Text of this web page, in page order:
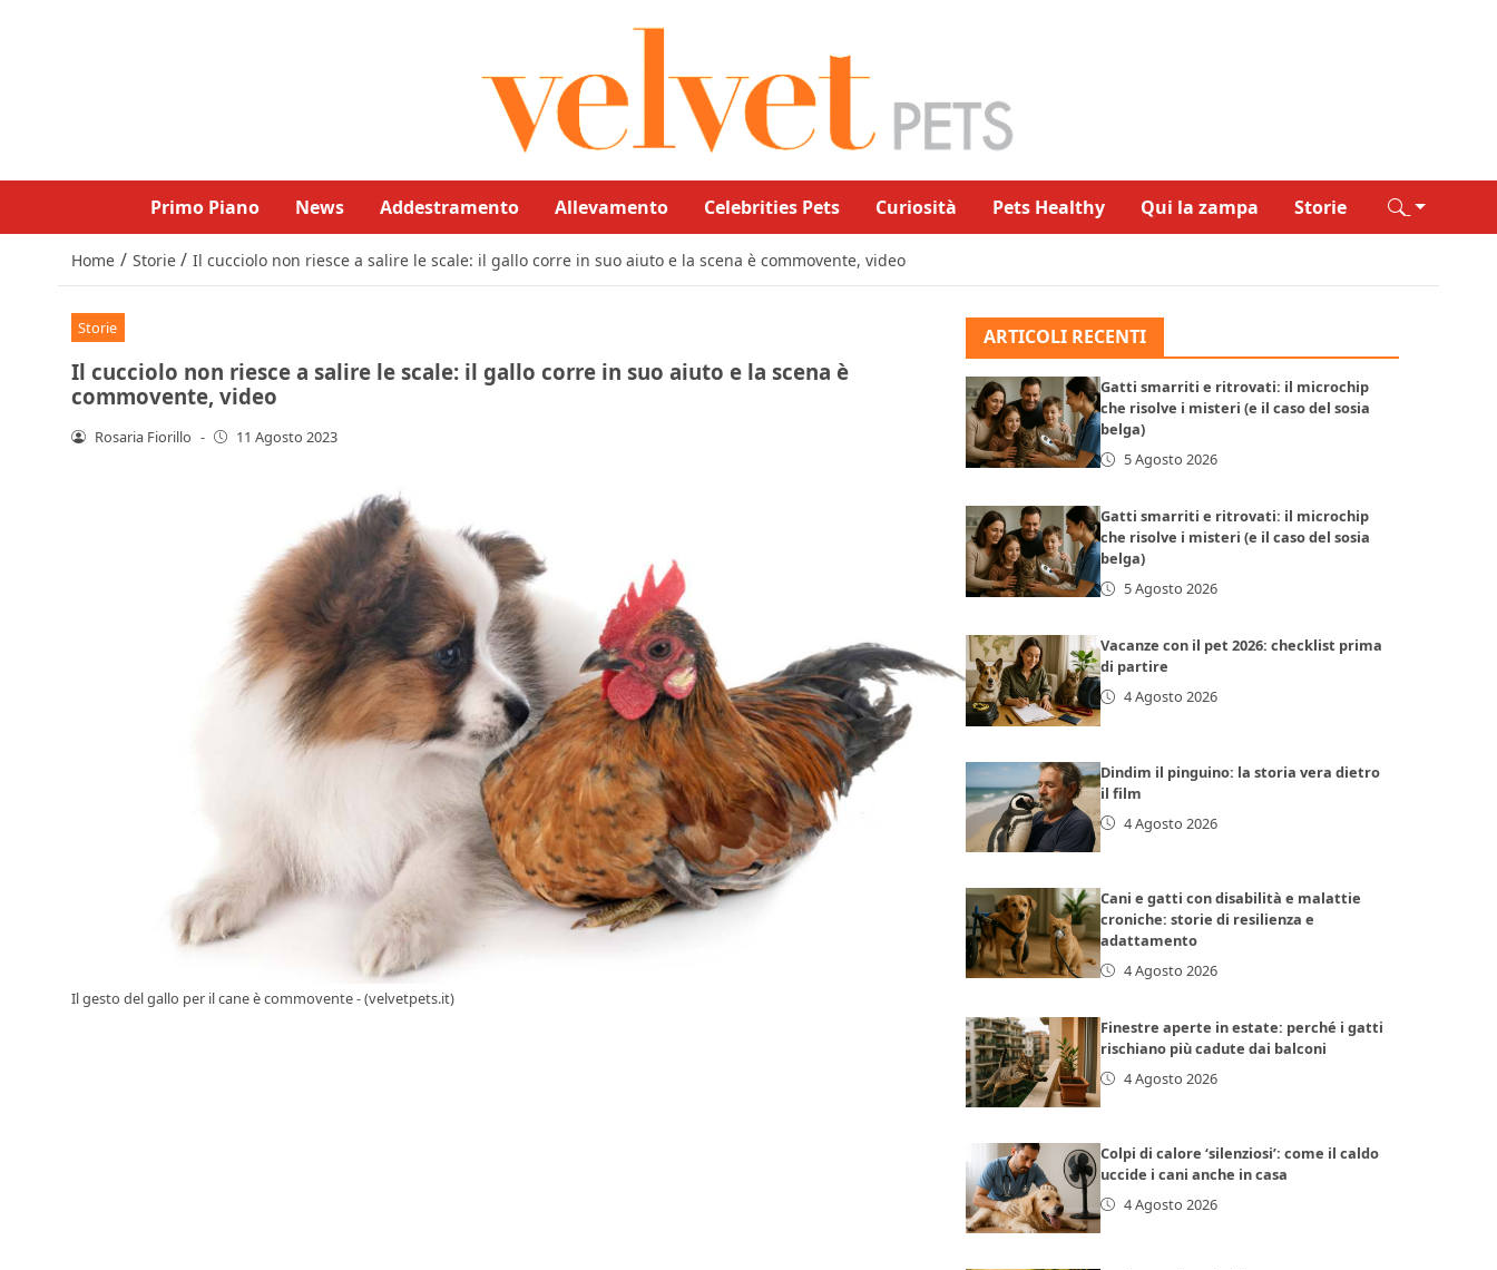
Primo Piano News Addestramento Allevamento Celebrities Pets Curiosità Pets Healthy Qui la zampa Storie
Home / Storie / Il cucciolo non riesce a salire le scale: il gallo corre in suo aiuto e la scena è commovente, video
Storie
Il cucciolo non riesce a salire le scale: il gallo corre in suo aiuto e la scena è
commovente, video
Rosaria Fiorillo - 11 Agosto 2023
Il gesto del gallo per il cane è commovente - (velvetpets.it)
ARTICOLI RECENTI
Gatti smarriti e ritrovati: il microchip
che risolve i misteri (e il caso del sosia
belga)
5 Agosto 2026
Gatti smarriti e ritrovati: il microchip
che risolve i misteri (e il caso del sosia
belga)
5 Agosto 2026
Vacanze con il pet 2026: checklist prima
di partire
4 Agosto 2026
Dindim il pinguino: la storia vera dietro
il film
4 Agosto 2026
Cani e gatti con disabilità e malattie
croniche: storie di resilienza e
adattamento
4 Agosto 2026
Finestre aperte in estate: perché i gatti
rischiano più cadute dai balconi
4 Agosto 2026
Colpi di calore ‘silenziosi’: come il caldo
uccide i cani anche in casa
4 Agosto 2026